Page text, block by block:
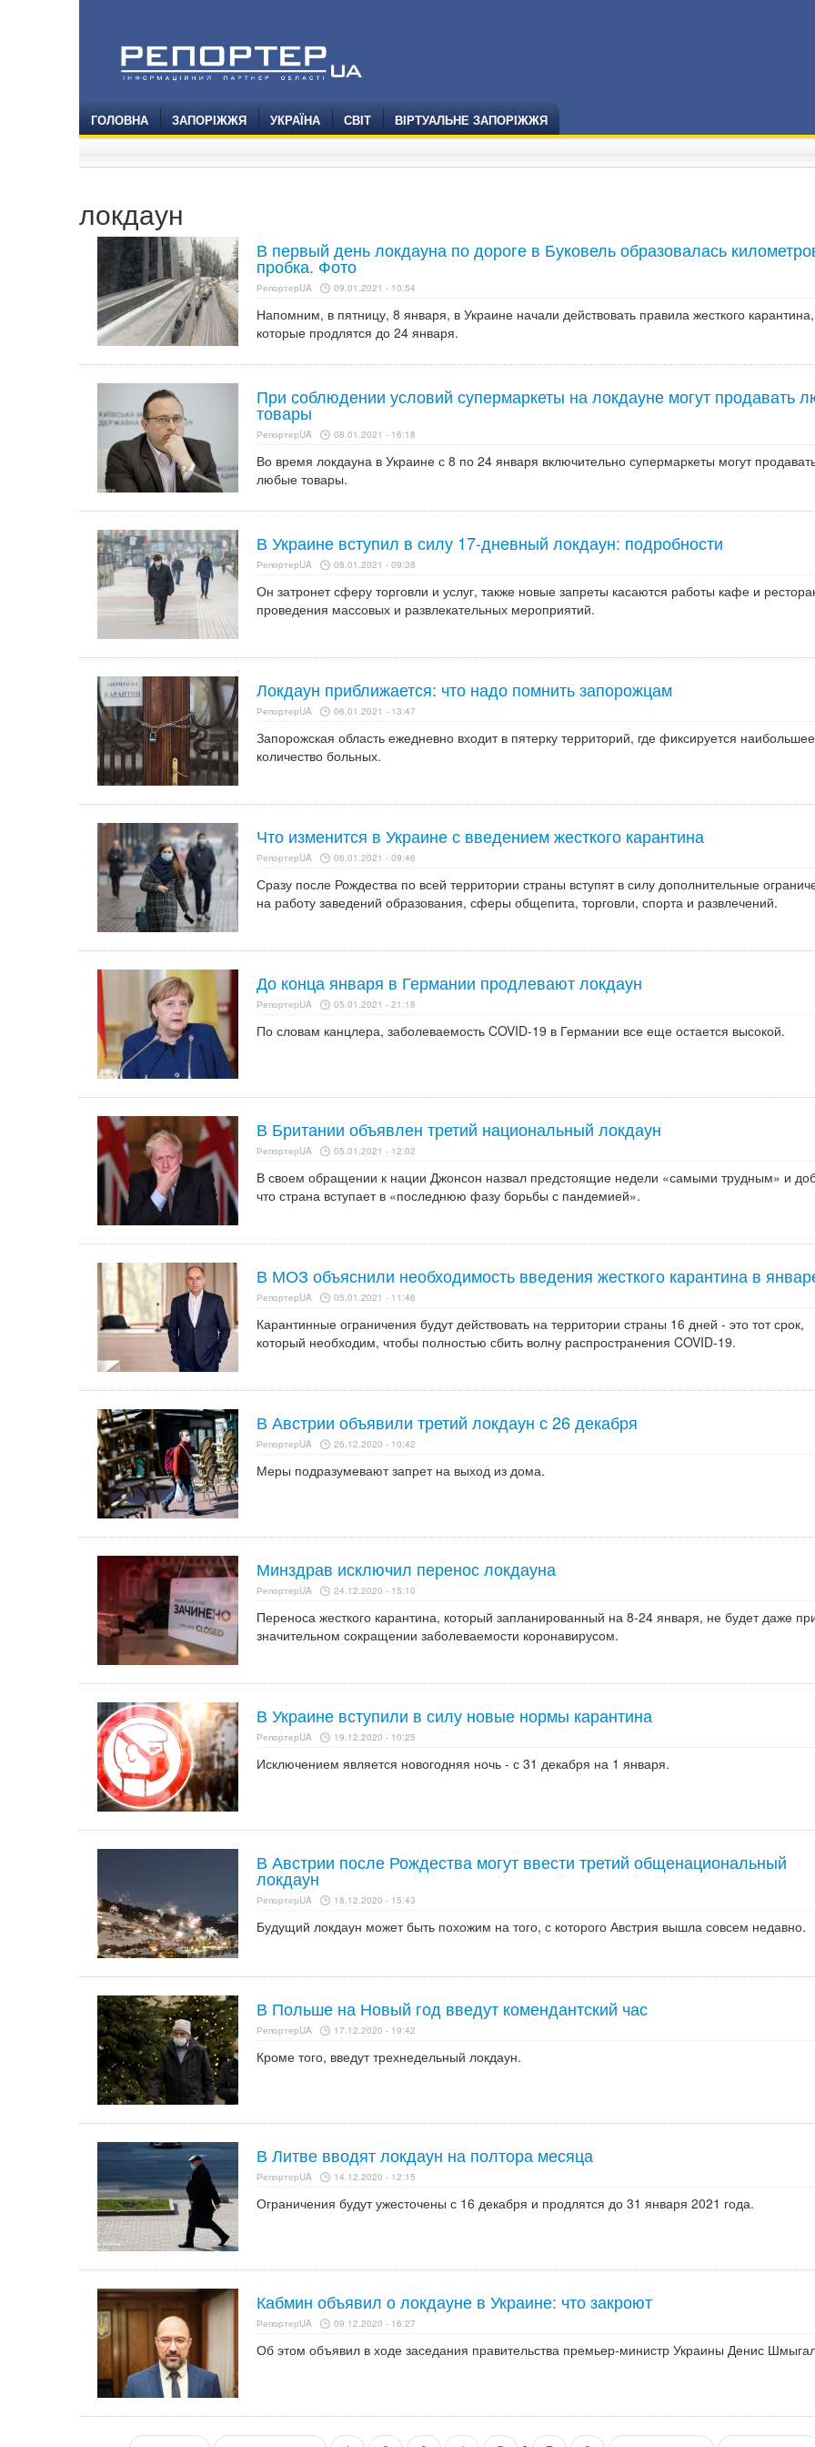
ГОЛОВНА ЗАПОРІЖЖЯ УКРАЇНА СВІТ ВІРТУАЛЬНЕ ЗАПОРІЖЖЯ
локдаун
В первый день локдауна по дороге в Буковель образовалась
пробка. Фото
РепортерUA 09.01.2021 - 10:54
Напомним, в пятницу, 8 января, в Украине начали действовать правила жесткого карантина,
которые продлятся до 24 января.
При соблюдении условий супермаркеты на локдауне могут продавать
товары
РепортерUA 08.01.2021 - 16:18
Во время локдауна в Украине с 8 по 24 января включительно супермаркеты могут
любые товары.
В Украине вступил в силу 17-дневный локдаун: подробности
РепортерUA 08.01.2021 - 09:38
Он затронет сферу торговли и услуг, также новые запреты касаются работы кафе и
проведения массовых и развлекательных мероприятий.
Локдаун приближается: что надо помнить запорожцам
РепортерUA 06.01.2021 - 13:47
Запорожская область ежедневно входит в пятерку территорий, где фиксируется наибольшее
количество больных.
Что изменится в Украине с введением жесткого карантина
РепортерUA 06.01.2021 - 09:46
Сразу после Рождества по всей территории страны вступят в силу дополнительные
на работу заведений образования, сферы общепита, торговли, спорта и развлечений.
До конца января в Германии продлевают локдаун
РепортерUA 05.01.2021 - 21:18
По словам канцлера, заболеваемость COVID-19 в Германии все еще остается высокой.
В Британии объявлен третий национальный локдаун
РепортерUA 05.01.2021 - 12:02
В своем обращении к нации Джонсон назвал предстоящие недели «самыми трудным» и
что страна вступает в «последнюю фазу борьбы с пандемией».
В МОЗ объяснили необходимость введения жесткого карантина в
РепортерUA 05.01.2021 - 11:46
Карантинные ограничения будут действовать на территории страны 16 дней - это тот срок,
который необходим, чтобы полностью сбить волну распространения COVID-19.
В Австрии объявили третий локдаун с 26 декабря
РепортерUA 26.12.2020 - 10:42
Меры подразумевают запрет на выход из дома.
Минздрав исключил перенос локдауна
РепортерUA 24.12.2020 - 15:10
Переноса жесткого карантина, который запланированный на 8-24 января, не будет даже
значительном сокращении заболеваемости коронавирусом.
В Украине вступили в силу новые нормы карантина
РепортерUA 19.12.2020 - 10:25
Исключением является новогодняя ночь - с 31 декабря на 1 января.
В Австрии после Рождества могут ввести третий общенациональный
локдаун
РепортерUA 18.12.2020 - 15:43
Будущий локдаун может быть похожим на того, с которого Австрия вышла совсем недавно.
В Польше на Новый год введут комендантский час
РепортерUA 17.12.2020 - 19:42
Кроме того, введут трехнедельный локдаун.
В Литве вводят локдаун на полтора месяца
РепортерUA 14.12.2020 - 12:15
Ограничения будут ужесточены с 16 декабря и продлятся до 31 января 2021 года.
Кабмин объявил о локдауне в Украине: что закроют
РепортерUA 09.12.2020 - 16:27
Об этом объявил в ходе заседания правительства премьер-министр Украины Денис